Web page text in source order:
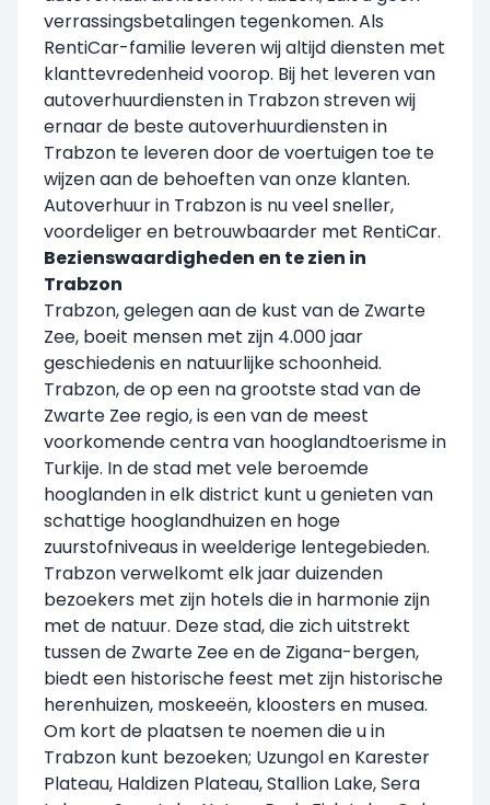
verrassingsbetalingen tegenkomen. Als
RentiCar-familie leveren wij altijd diensten met
klanttevredenheid voorop. Bij het leveren van
autoverhuurdiensten in Trabzon streven wij
ernaar de beste autoverhuurdiensten in
Trabzon te leveren door de voertuigen toe te
wijzen aan de behoeften van onze klanten.
Autoverhuur in Trabzon is nu veel sneller,
voordeliger en betrouwbaarder met RentiCar.
Bezienswaardigheden en te zien in
Trabzon
Trabzon, gelegen aan de kust van de Zwarte
Zee, boeit mensen met zijn 4.000 jaar
geschiedenis en natuurlijke schoonheid.
Trabzon, de op een na grootste stad van de
Zwarte Zee regio, is een van de meest
voorkomende centra van hooglandtoerisme in
Turkije. In de stad met vele beroemde
hooglanden in elk district kunt u genieten van
schattige hooglandhuizen en hoge
zuurstofniveaus in weelderige lentegebieden.
Trabzon verwelkomt elk jaar duizenden
bezoekers met zijn hotels die in harmonie zijn
met de natuur. Deze stad, die zich uitstrekt
tussen de Zwarte Zee en de Zigana-bergen,
biedt een historische feest met zijn historische
herenhuizen, moskeeën, kloosters en musea.
Om kort de plaatsen te noemen die u in
Trabzon kunt bezoeken; Uzungol en Karester
Plateau, Haldizen Plateau, Stallion Lake, Sera